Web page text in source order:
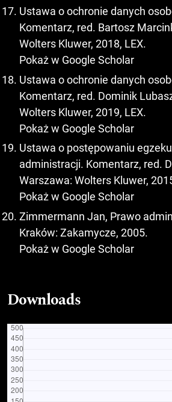
Ustawa o ochronie danych
Komentarz, red. Bartosz
Wolters Kluwer, 2018, LEX.
Pokaż w Google Scholar
Ustawa o ochronie danych
Komentarz, red. Dominik
Wolters Kluwer, 2019, LEX.
Pokaż w Google Scholar
Ustawa o postępowaniu
administracji. Komentarz, red.
Warszawa: Wolters Kluwer,
Pokaż w Google Scholar
Zimmermann Jan, Prawo
Kraków: Zakamycze, 2005.
Pokaż w Google Scholar
Downloads